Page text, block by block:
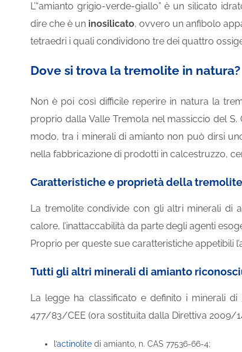
L’“amianto grigio-verde-giallo” è un silicato
dire che è un inosilicato, ovvero un anfibolo
tetraedri i quali condividono tre dei quattro
Dove si trova la tremolite in natura?
Non è poi così difficile reperire in natura la
proprio dalla Valle Tremola nel massiccio del
modo, tra i minerali di amianto non può dirsi
nella fabbricazione di prodotti in calcestruzzo,
Caratteristiche e proprietà della tremolite
La tremolite condivide con gli altri minerali di
calore, l’inattaccabilità da parte degli agenti
Proprio per queste sue caratteristiche appetibili
Tutti gli altri minerali di amianto
La legge ha classificato e definito i minerali di
477/83/CEE (ora sostituita dalla Direttiva 2009/
l’actinolite di amianto, n. CAS 77536-66-4;